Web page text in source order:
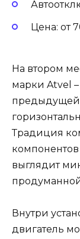
Цена: от
На втором
марки Atvel –
предыдущей
Традиция
выглядит
Внутри
двигатель